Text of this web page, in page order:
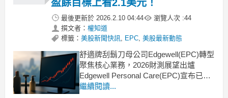
盈餘目標上看2.1美元！
最後更新於 2026.2.10 04:44 瀏覽人次 :44
撰文者： 權知道
標籤： 美股新聞快訊, EPC, 美股最新動態
舒適牌刮鬍刀母公司Edgewell(EPC)轉型
聚焦核心業務，2026財測展望出爐
Edgewell Personal Care(EPC)宣布已完
成出售其女性護理業務，這一舉措被管
繼續閱讀...